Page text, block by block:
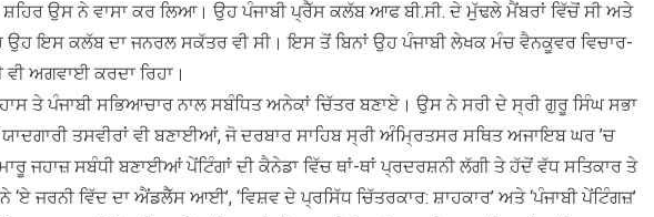
ਉਸ ਨੇ ਵਾਸਾ ਕਰ ਲਿਆ। ਉਹ ਪੰਜਾਬੀ ਪ੍ਰੈੱਸ ਕਲੱਬ ਆਫ ਬੀ.ਸੀ. ਦੇ ਮੁੱਢਲੇ ਮੈਂਬਰਾਂ ਵਿੱਚੋਂ ਸੀ ਅਤੇ
ਉਹ ਇਸ ਕਲੱਬ ਦਾ ਜਨਰਲ ਸਕੱਤਰ ਵੀ ਸੀ। ਇਸ ਤੋਂ ਬਿਨਾਂ ਉਹ ਪੰਜਾਬੀ ਲੇਖਕ ਮੰਚ ਵੈਨਕੂਵਰ ਵਿਚਾਰ-
ਅਗਵਾਈ ਕਰਦਾ ਰਿਹਾ।
ਤੇ ਪੰਜਾਬੀ ਸਭਿਆਚਾਰ ਨਾਲ ਸਬੰਧਿਤ ਅਨੇਕਾਂ ਚਿੱਤਰ ਬਣਾਏ। ਉਸ ਨੇ ਸਰੀ ਦੇ ਸ੍ਰੀ ਗੁਰੂ ਸਿੰਘ ਸਭਾ
ਤਸਵੀਰਾਂ ਵੀ ਬਣਾਈਆਂ, ਜੋ ਦਰਬਾਰ ਸਾਹਿਬ ਸ੍ਰੀ ਅੰਮ੍ਰਿਤਸਰ ਸਥਿਤ ਅਜਾਇਬ ਘਰ ’ਚ
ਜਹਾਜ਼ ਸਬੰਧੀ ਬਣਾਈਆਂ ਪੇਂਟਿੰਗਾਂ ਦੀ ਕੈਨੇਡਾ ਵਿੱਚ ਥਾਂ-ਥਾਂ ਪ੍ਰਦਰਸ਼ਨੀ ਲੱਗੀ ਤੇ ਹੱਦੋਂ ਵੱਧ ਸਤਿਕਾਰ ਤੇ
ਜਰਨੀ ਵਿੱਦ ਦਾ ਐਂਡਲੈੱਸ ਆਈ’, ‘ਵਿਸ਼ਵ ਦੇ ਪ੍ਰਸਿੱਧ ਚਿੱਤਰਕਾਰ: ਸ਼ਾਹਕਾਰ’ ਅਤੇ ‘ਪੰਜਾਬੀ ਪੇਂਟਿੰਗਜ਼’